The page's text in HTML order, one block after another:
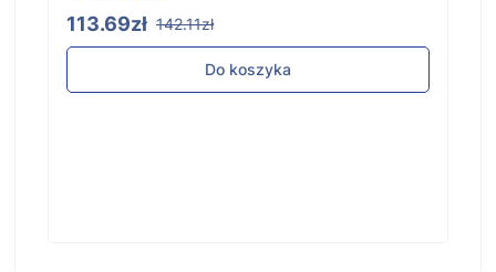
113.69zł 142.11zł
Do koszyka